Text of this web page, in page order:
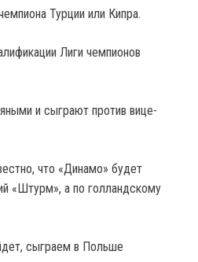
Турции или Кипра.
Лиги чемпионов
и сыграют против вице-
что «Динамо» будет
«Штурм», а по голландскому
сыграем в Польше